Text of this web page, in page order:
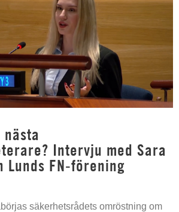
nästa
Intervju med Sara
Lunds FN-förening
säkerhetsrådets omröstning om